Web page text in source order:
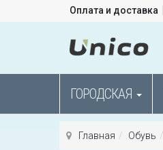
Оплата и доставка
ГОРОДСКАЯ
Главная Обувь